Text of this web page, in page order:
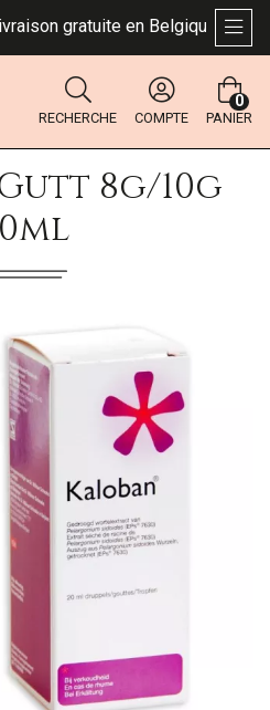
gratuite en Belgique dès
RECHERCHE COMPTE PANIER
0
8g/10g